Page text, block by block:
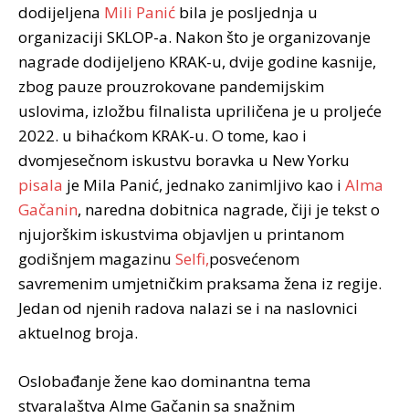
dodijeljena Mili Panić bila je posljednja u
organizaciji SKLOP-a. Nakon što je organizovanje
nagrade dodijeljeno KRAK-u, dvije godine kasnije,
zbog pauze prouzrokovane pandemijskim
uslovima, izložbu filnalista upriličena je u proljeće
2022. u bihaćkom KRAK-u. O tome, kao i
dvomjesečnom iskustvu boravka u New Yorku
pisala je Mila Panić, jednako zanimljivo kao i Alma
Gačanin, naredna dobitnica nagrade, čiji je tekst o
njujorškim iskustvima objavljen u printanom
godišnjem magazinu Selfi,posvećenom
savremenim umjetničkim praksama žena iz regije.
Jedan od njenih radova nalazi se i na naslovnici
aktuelnog broja.
Oslobađanje žene kao dominantna tema
stvaralaštva Alme Gačanin sa snažnim